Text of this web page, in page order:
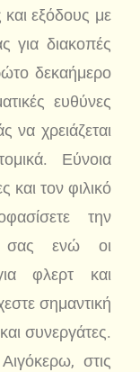
και εξόδους με
για διακοπές
δεκαήμερο
ευθύνες
να χρειάζεται
Εύνοια
και τον φιλικό
την
σας ενώ οι
φλερτ και
σημαντική
συνεργάτες.
στις